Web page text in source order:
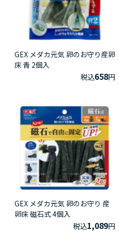
GEX メダカ元気 卵のお守り産卵
床 青 2個入
税込658円
GEX メダカ元気 卵のお守り 産
卵床 磁石式 4個入
税込1,089円